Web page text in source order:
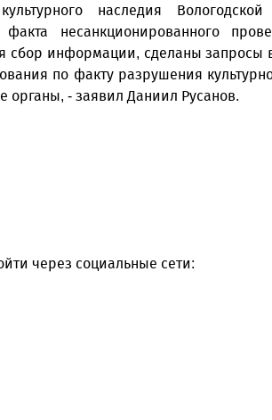
наследия
несанкционированного
сбор информации, сделаны запросы
по факту разрушения
органы, - заявил Даниил Русанов.
через социальные сети: